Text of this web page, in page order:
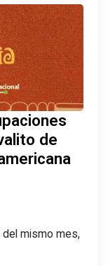
de
mismo mes,